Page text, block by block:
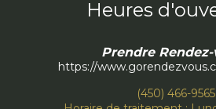
Heures
Prendre Rendez-
https://
(450) 466-9565